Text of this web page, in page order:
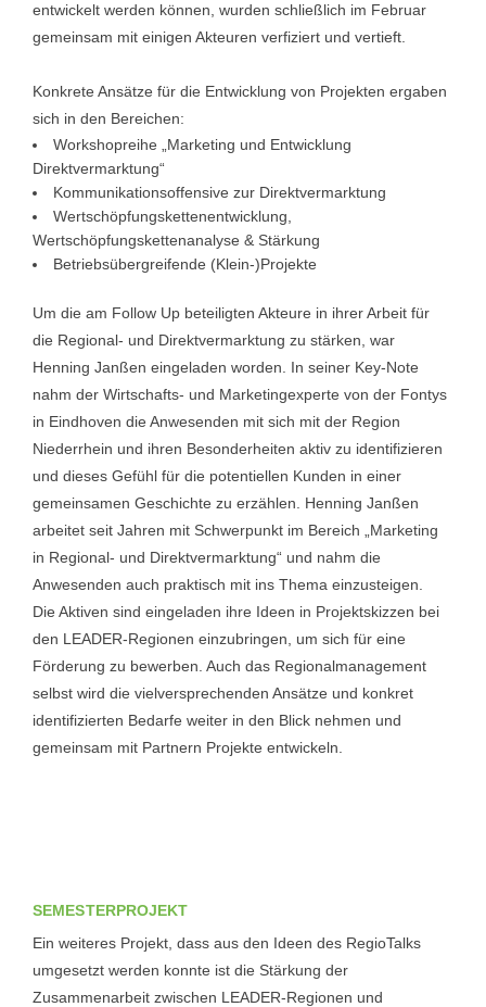
entwickelt werden können, wurden schließlich im Februar
gemeinsam mit einigen Akteuren verfiziert und vertieft.
Konkrete Ansätze für die Entwicklung von Projekten ergaben
sich in den Bereichen:
Workshopreihe „Marketing und Entwicklung
Direktvermarktung“
Kommunikationsoffensive zur Direktvermarktung
Wertschöpfungskettenentwicklung,
Wertschöpfungskettenanalyse & Stärkung
Betriebsübergreifende (Klein-)Projekte
Um die am Follow Up beteiligten Akteure in ihrer Arbeit für
die Regional- und Direktvermarktung zu stärken, war
Henning Janßen eingeladen worden. In seiner Key-Note
nahm der Wirtschafts- und Marketingexperte von der Fontys
in Eindhoven die Anwesenden mit sich mit der Region
Niederrhein und ihren Besonderheiten aktiv zu identifizieren
und dieses Gefühl für die potentiellen Kunden in einer
gemeinsamen Geschichte zu erzählen. Henning Janßen
arbeitet seit Jahren mit Schwerpunkt im Bereich „Marketing
in Regional- und Direktvermarktung“ und nahm die
Anwesenden auch praktisch mit ins Thema einzusteigen.
Die Aktiven sind eingeladen ihre Ideen in Projektskizzen bei
den LEADER-Regionen einzubringen, um sich für eine
Förderung zu bewerben. Auch das Regionalmanagement
selbst wird die vielversprechenden Ansätze und konkret
identifizierten Bedarfe weiter in den Blick nehmen und
gemeinsam mit Partnern Projekte entwickeln.
SEMESTERPROJEKT
Ein weiteres Projekt, dass aus den Ideen des RegioTalks
umgesetzt werden konnte ist die Stärkung der
Zusammenarbeit zwischen LEADER-Regionen und